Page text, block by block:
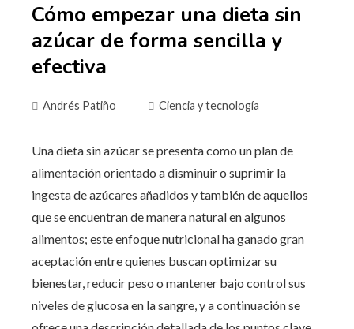
Cómo empezar una dieta sin
azúcar de forma sencilla y
efectiva
Andrés Patiño Ciencia y tecnología
Una dieta sin azúcar se presenta como un plan de
alimentación orientado a disminuir o suprimir la
ingesta de azúcares añadidos y también de aquellos
que se encuentran de manera natural en algunos
alimentos; este enfoque nutricional ha ganado gran
aceptación entre quienes buscan optimizar su
bienestar, reducir peso o mantener bajo control sus
niveles de glucosa en la sangre, y a continuación se